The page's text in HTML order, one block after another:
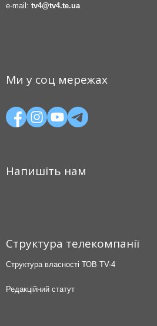
e-mail: tv4@tv4.te.ua
Ми у соц мережах
Напишіть нам
Структура телекомпанії
Структура власності ТОВ TV-4
Редакційний статут